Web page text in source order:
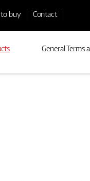
buy Contact
General Terms